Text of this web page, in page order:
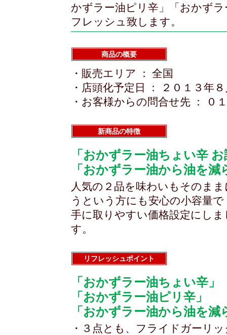
かずラー油ピリ辛」「おかず
フレッシュ致します。
商品の概要
・販売エリア ： 全国
・店頭化予定日 ： ２０１３年
・お客様からの問合せ先 ： ０
新商品の特徴
「おかずラー油ちょい辛
「おかずラー油から油を
人気の２品を味わいもそのま
うという方にも安心の小容量で
手に取りやすい価格設定にし
す。
リフレッシュポイント
「おかずラー油ちょい辛」
「おかずラー油ピリ辛」
「おかずラー油から油を
・３点とも、フライドガーリ